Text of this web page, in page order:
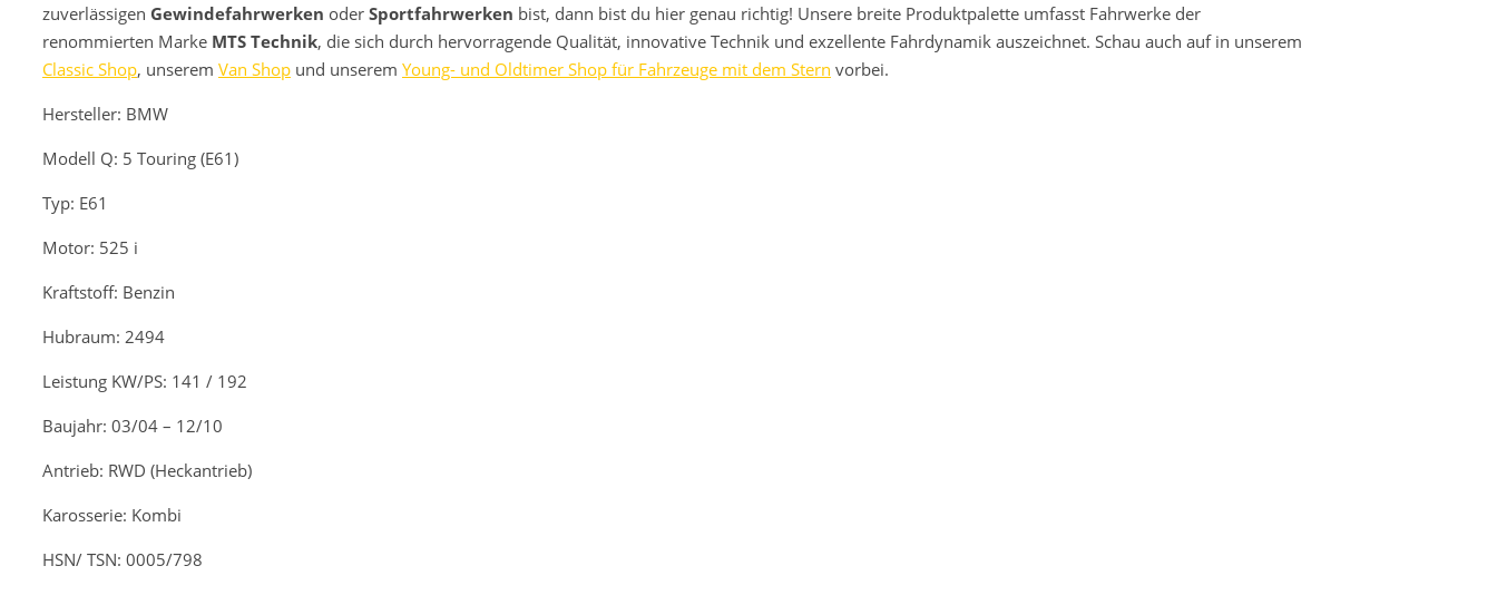
zuverlässigen Gewindefahrwerken oder Sportfahrwerken bist, dann bist du hier genau richtig! Unsere breite Produktpalette umfasst Fahrwerke der
renommierten Marke MTS Technik, die sich durch hervorragende Qualität, innovative Technik und exzellente Fahrdynamik auszeichnet. Schau auch auf in unserem
Classic Shop, unserem Van Shop und unserem Young- und Oldtimer Shop für Fahrzeuge mit dem Stern vorbei.
Hersteller: BMW
Modell Q: 5 Touring (E61)
Typ: E61
Motor: 525 i
Kraftstoff: Benzin
Hubraum: 2494
Leistung KW/PS: 141 / 192
Baujahr: 03/04 – 12/10
Antrieb: RWD (Heckantrieb)
Karosserie: Kombi
HSN/ TSN: 0005/798